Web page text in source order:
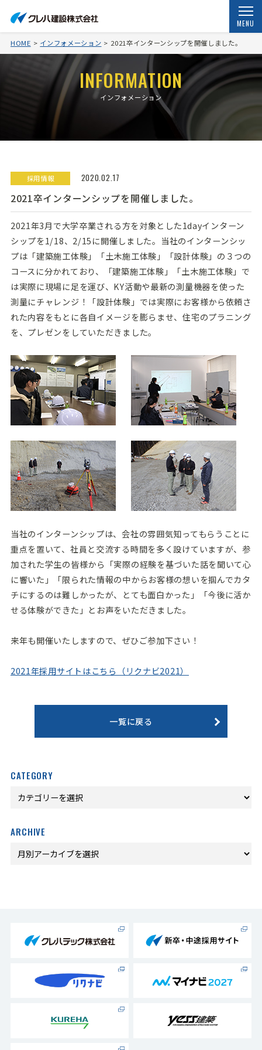
MENU
HOME インフォメーション 2021卒インターンシップを開催しました。
INFORMATION
インフォメーション
採用情報 2020.02.17
2021卒インターンシップを開催しました。
2021年3月で大学卒業される方を対象とした1dayインターン
シップを1/18、2/15に開催しました。当社のインターンシッ
プは「建築施工体験」「土木施工体験」「設計体験」の３つの
コースに分かれており、「建築施工体験」「土木施工体験」で
は実際に現場に足を運び、KY活動や最新の測量機器を使った
測量にチャレンジ！「設計体験」では実際にお客様から依頼さ
れた内容をもとに各自イメージを膨らませ、住宅のプラニング
を、プレゼンをしていただきました。
当社のインターンシップは、会社の雰囲気知ってもらうことに
重点を置いて、社員と交流する時間を多く設けていますが、参
加された学生の皆様から「実際の経験を基づいた話を聞いて心
に響いた」「限られた情報の中からお客様の想いを掴んでカタ
チにするのは難しかったが、とても面白かった」「今後に活か
せる体験ができた」とお声をいただきました。
来年も開催いたしますので、ぜひご参加下さい！
2021年採用サイトはこちら（リクナビ2021）
一覧に戻る
CATEGORY
ARCHIVE